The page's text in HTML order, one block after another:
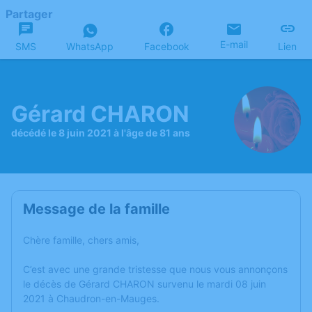
Partager
SMS WhatsApp Facebook E-mail Lien
Gérard CHARON
décédé le 8 juin 2021 à l'âge de 81 ans
Message de la famille
Chère famille, chers amis,
C’est avec une grande tristesse que nous vous annonçons
le décès de Gérard CHARON survenu le mardi 08 juin
2021 à Chaudron-en-Mauges.